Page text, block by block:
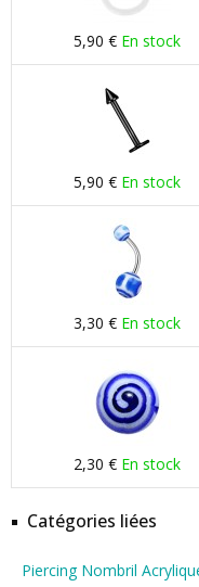
5,90 € En stock
5,90 € En stock
3,30 € En stock
2,30 € En stock
Catégories liées
Piercing Nombril